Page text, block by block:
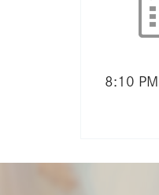
8:10 PM